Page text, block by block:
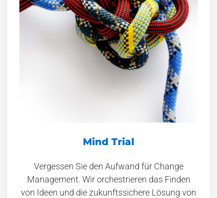
Mind Trial
Vergessen Sie den Aufwand für Change
Management. Wir orchestrieren das Finden
von Ideen und die zukunftssichere Lösung von